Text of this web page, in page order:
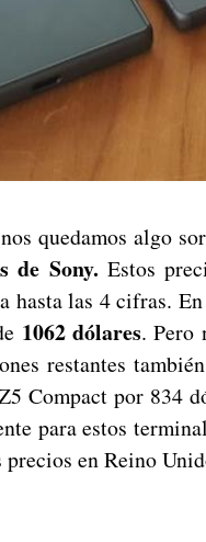
quedamos algo
de Sony. Estos
hasta las 4 cifras.
1062 dólares. Pero
restantes
Compact por 834
para estos
precios en Reino